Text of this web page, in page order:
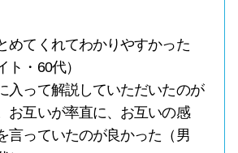
めてくれてわかりやすかった
ト・60代）
入って解説していただいたのが
お互いが率直に、お互いの感
言っていたのが良かった（男